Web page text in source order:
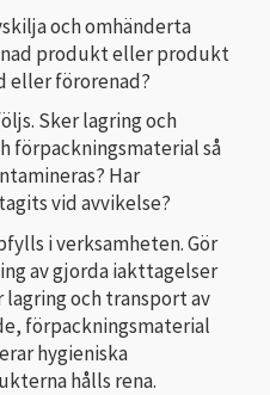
och omhänderta
produkt eller produkt
eller förorenad?
Sker lagring och
förpackningsmaterial så
Har
vid avvikelse?
i verksamheten. Gör
av gjorda iakttagelser
och transport av
förpackningsmaterial
hygieniska
hålls rena.